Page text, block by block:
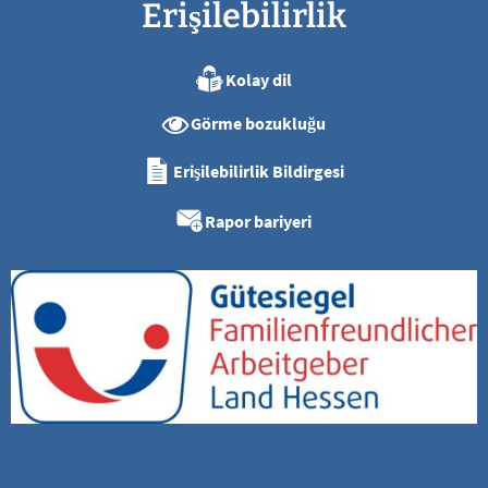
Erişilebilirlik
Kolay dil
Görme bozukluğu
Erişilebilirlik Bildirgesi
Rapor bariyeri